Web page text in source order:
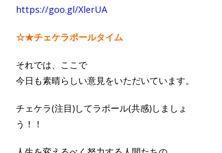
https://goo.gl/XlerUA
☆★チェケラポールタイム
それでは、ここで
今日も素晴らしい意見をいただいています。
チェケラ(注目)してラポール(共感)しましょ
う！！